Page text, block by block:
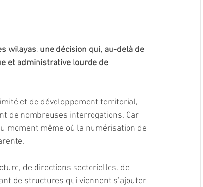
wilayas, une décision qui, au-delà de
et administrative lourde de
et de développement territorial,
de nombreuses interrogations. Car
moment même où la numérisation de
de directions sectorielles, de
de structures qui viennent s’ajouter